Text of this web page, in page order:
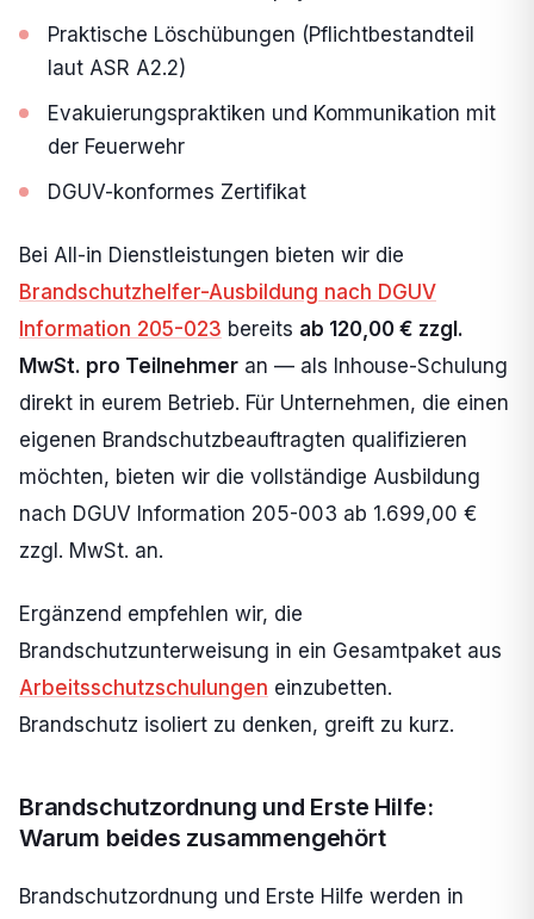
Praktische Löschübungen (Pflichtbestandteil
laut ASR A2.2)
Evakuierungspraktiken und Kommunikation mit
der Feuerwehr
DGUV-konformes Zertifikat
Bei All-in Dienstleistungen bieten wir die
Brandschutzhelfer-Ausbildung nach DGUV
Information 205-023 bereits ab 120,00 € zzgl.
MwSt. pro Teilnehmer an — als Inhouse-Schulung
direkt in eurem Betrieb. Für Unternehmen, die einen
eigenen Brandschutzbeauftragten qualifizieren
möchten, bieten wir die vollständige Ausbildung
nach DGUV Information 205-003 ab 1.699,00 €
zzgl. MwSt. an.
Ergänzend empfehlen wir, die
Brandschutzunterweisung in ein Gesamtpaket aus
Arbeitsschutzschulungen einzubetten.
Brandschutz isoliert zu denken, greift zu kurz.
Brandschutzordnung und Erste Hilfe:
Warum beides zusammengehört
Brandschutzordnung und Erste Hilfe werden in